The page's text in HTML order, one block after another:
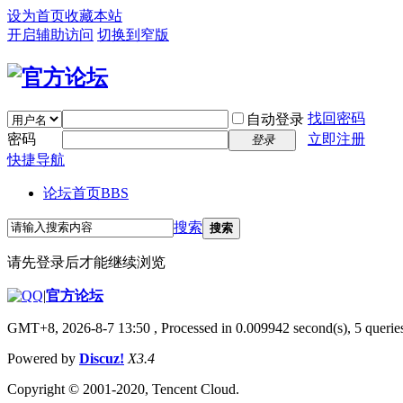
设为首页收藏本站
开启辅助访问 切换到窄版
自动登录 找回密码
密码
登录
立即注册
快捷导航
论坛首页BBS
搜索 搜索
请先登录后才能继续浏览
|官方论坛
GMT+8, 2026-8-7 13:50 , Processed in 0.009942 second(s), 5
Powered by Discuz! X3.4
Copyright © 2001-2020, Tencent Cloud.